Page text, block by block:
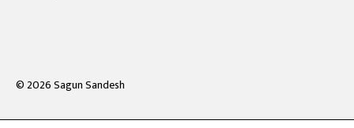
©2026Sagun Sandesh